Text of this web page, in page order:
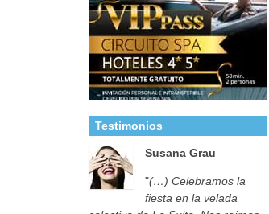
Testimonios
Susana Grau
"(…) Celebramos la
fiesta en la velada